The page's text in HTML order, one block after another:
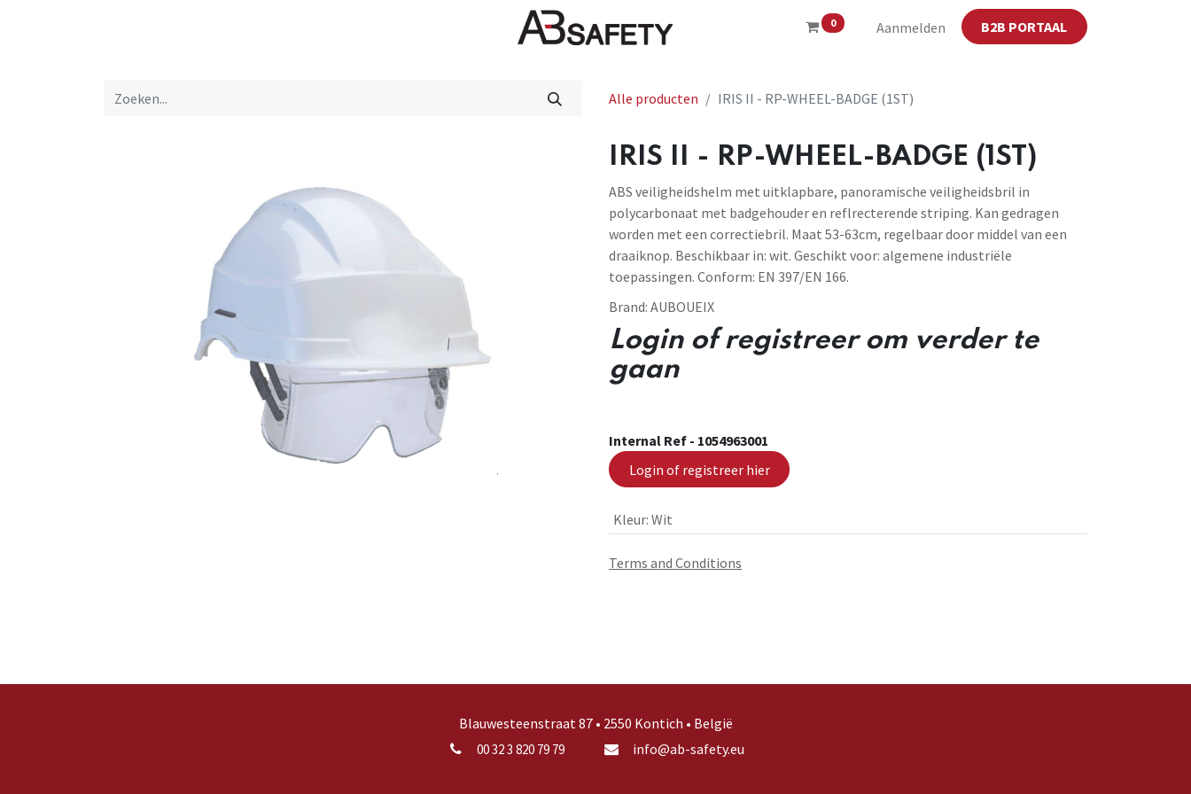
0 Aanmelden B2B PORTAAL
Winkel CE
Alle producten IRIS II - RP-WHEEL-BADGE (1ST)
IRIS II - RP-WHEEL-BADGE (1ST)
ABS veiligheidshelm met uitklapbare, panoramische veiligheidsbril in
polycarbonaat met badgehouder en reflrecterende striping. Kan gedragen
worden met een correctiebril. Maat 53-63cm, regelbaar door middel van een
draaiknop. Beschikbaar in: wit. Geschikt voor: algemene industriële
toepassingen. Conform: EN 397/EN 166.
Brand: AUBOUEIX
Login of registreer om verder te
gaan
Internal Ref - 1054963001
Login of registreer hier
Kleur: Wit
Terms and Conditions
Blauwesteenstraat 87 • 2550 Kontich • België
00 32 3 820 79 79 info@ab-safety.eu